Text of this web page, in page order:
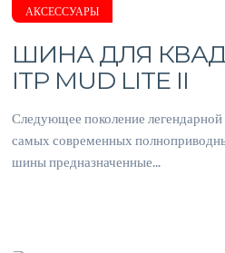
АКСЕССУАРЫ
ШИНА ДЛЯ
ITP MUD LITE II
Следующее поколение
самых современных
шины предназначенные...